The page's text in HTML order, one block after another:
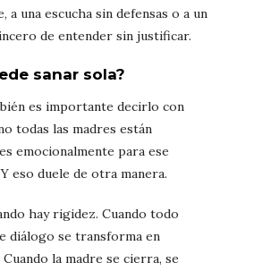
a una escucha sin defensas o a un
de entender sin justificar.
sanar sola?
es importante decirlo con
todas las madres están
emocionalmente para ese
eso duele de otra manera.
hay rigidez. Cuando todo
diálogo se transforma en
la madre se cierra, se